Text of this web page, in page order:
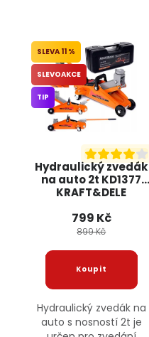
Hydraulický zvedák
na auto 2t KD1377
KRAFT&DELE
11 %
SLEVOAKCE
TIP
799 Kč
899 Kč
Hydraulický zvedák na
auto s nosností 2t je